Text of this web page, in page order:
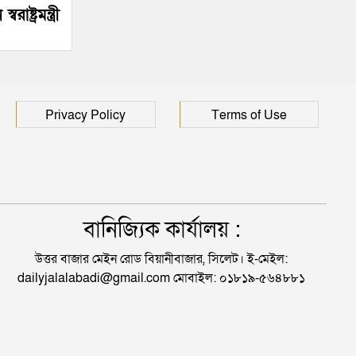
Privacy Policy Terms of Use
বানিজ্যিক কার্যালয় :
উত্তর বাজার মেইন রোড বিয়ানীবাজার, সিলেট। ই-মেইল:
dailyjalalabadi@gmail.com মোবাইল: ০১৮১৯-৫৬৪৮৮১